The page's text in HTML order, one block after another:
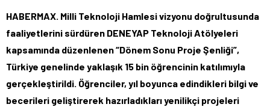
HABERMAX. Milli Teknoloji Hamlesi vizyonu doğrultusunda
faaliyetlerini sürdüren DENEYAP Teknoloji Atölyeleri
kapsamında düzenlenen “Dönem Sonu Proje Şenliği”,
Türkiye genelinde yaklaşık 15 bin öğrencinin katılımıyla
gerçekleştirildi. Öğrenciler, yıl boyunca edindikleri bilgi ve
becerileri geliştirerek hazırladıkları yenilikçi projeleri